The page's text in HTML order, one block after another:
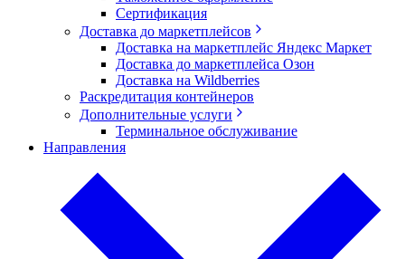
Сертификация
Доставка до маркетплейсов
Доставка на маркетплейс Яндекс Маркет
Доставка до маркетплейса Озон
Доставка на Wildberries
Раскредитация контейнеров
Дополнительные услуги
Терминальное обслуживание
Направления